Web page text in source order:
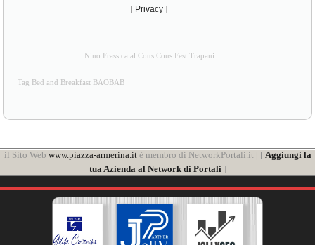
[ Privacy ]
Nino Frassica al Cous Cous Fest Trapani
Tag Bed and Breakfast BAOBAB
il Sito Web www.piazza-armerina.itè membro di NetworkPortali.it | [ Aggiungi la
tua Azienda al Network di Portali ]